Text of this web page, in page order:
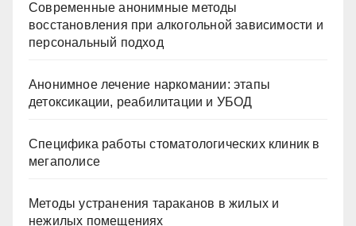
Современные анонимные методы
восстановления при алкогольной зависимости и
персональный подход
Анонимное лечение наркомании: этапы
детоксикации, реабилитации и УБОД
Специфика работы стоматологических клиник в
мегаполисе
Методы устранения тараканов в жилых и
нежилых помещениях